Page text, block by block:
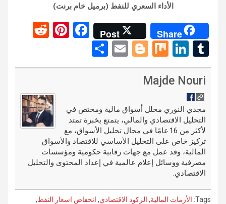
الأداء السعري للنفط (برميل خام برنت)
Share
Post
F
ce
o
k
Pi
er
t
d
t
T
u
m
bl
r
Li
n
ke
n
M
ix
Bl
o
er
E
m
h
Majde Nouri
مجدي النوري محلل أسواق مالية ومختص في
التحليل الاقتصادي والمالي، يتمتع بخبرة تمتد
لأكثر من 16 عامًا في مجال تحليل الأسواق، مع
تركيز خاص على التحليل الأساسي للاقتصاد والأسواق
المالية، وقد عمل مع جهات رقابية حكومية ومؤسسات
مصرفية ووسائل إعلام عالمية في إعداد المحتوى والتحليل
الاقتصادي.
Tags: الأزمات المالية, الركود الاقتصادي, انخفاض اسعار النفط,